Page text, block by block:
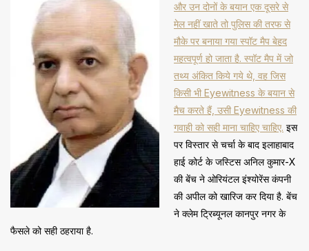
और उन दोनों के बयान एक दूसरे से
मेल नहीं खाते तो पुलिस की तरफ से
मौके पर बनाया गया स्पॉट मैप बेहद
महत्वपूर्ण हो जाता है. स्पॉट मैप में जो
तथ्य अंकित किये गये थे, वह जिस
किसी भी Eyewitness के बयान से
मैच करते हैं, उसी Eyewitness की
गवाही को सही माना चाहिए चाहिए. इस
पर विस्तार से चर्चा के बाद इलाहाबाद
हाई कोर्ट के जस्टिस अनिल कुमार-X
की बेंच ने ओरियंटल इंश्योरेंस कंपनी
की अपील को खारिज कर दिया है. बेंच
ने क्लेम ट्रिब्यूनल कानपुर नगर के
फैसले को सही ठहराया है.